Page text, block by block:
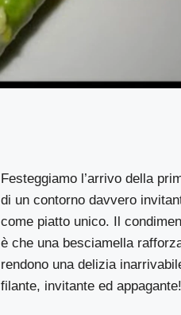
Festeggiamo l’arrivo della
di un contorno davvero
come piatto unico. Il
è che una besciamella
rendono una delizia
filante, invitante ed appagante!